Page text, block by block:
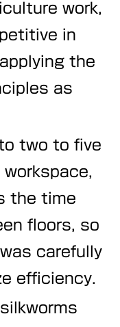
work,
in
the
as
two to five
the time
floors, so
carefully
efficiency.